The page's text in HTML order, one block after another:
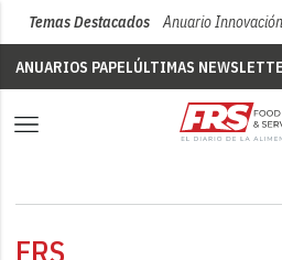
Temas Destacados Anuario Innovación
ANUARIOS PAPELÚLTIMAS
FRS